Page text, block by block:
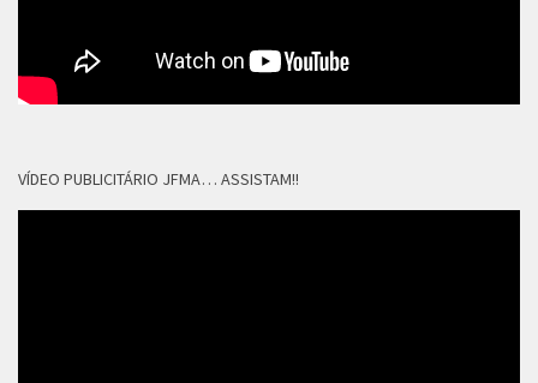
VÍDEO PUBLICITÁRIO JFMA… ASSISTAM!!